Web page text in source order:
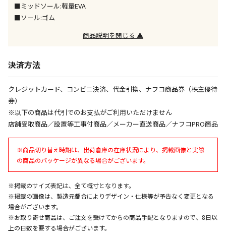
午前9時までのご注文確定した商品については、当日に
出荷いたします。
ため、通常よりお時間をいただく場合がございます。
設置工事代金も含まれた商品です
お見積商品です。金額・施工日はお打ち合わせの上、
決定となります。
エアコンの取付工事が必要な商品です。別途費用が発
生する場合がございます。
■ミッドソール:軽量EVA
■ソール:ゴム
商品説明を閉じる ▲
決済方法
クレジットカード、コンビニ決済、代金引換、ナフコ商品券（株主優待
券）
※以下の商品は代引でのお支払がご利用いただけません
店舗受取商品／設置等工事付商品／メーカー直送商品／ナフコPRO商品
※商品切り替え時期は、出荷倉庫の在庫状況により、掲載画像と実際
の商品のパッケージが異なる場合がございます。
※掲載のサイズ表記は、全て概寸となります。
※掲載の画像は、製造元都合によりデザイン・仕様等が予告なく変更となる
場合がございます。
※お取り寄せ商品は、ご注文を受けてからの商品手配となりますので、8日以
上の日数を要する場合がございます。